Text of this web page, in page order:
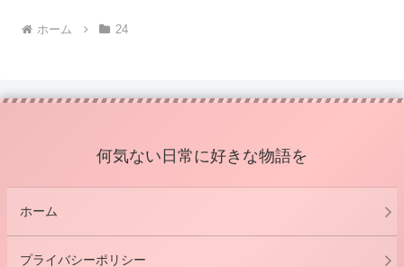
ホーム 24
何気ない日常に好きな物語を
ホーム
プライバシーポリシー